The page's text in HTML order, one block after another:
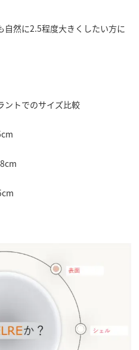
然に2.5程度大きくしたい方に
ントでのサイズ比較